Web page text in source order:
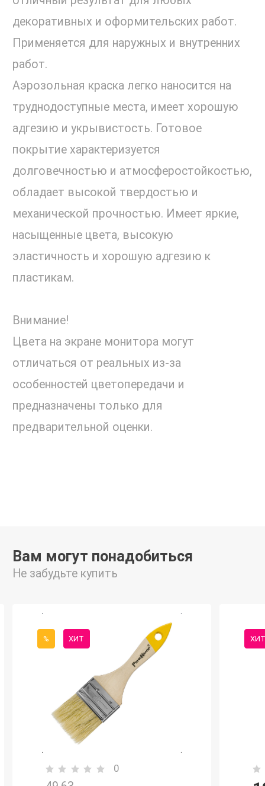
декоративных и оформительских работ.
Применяется для наружных и внутренних
работ.
Аэрозольная краска легко наносится на
труднодоступные места, имеет хорошую
адгезию и укрывистость. Готовое
покрытие характеризуется
долговечностью и атмосферостойкостью,
обладает высокой твердостью и
механической прочностью. Имеет яркие,
насыщенные цвета, высокую
эластичность и хорошую адгезию к
пластикам.
Внимание!
Цвета на экране монитора могут
отличаться от реальных из-за
особенностей цветопередачи и
предназначены только для
предварительной оценки.
Вам могут понадобиться
Не забудьте купить
% ХИТ
0
ХИТ